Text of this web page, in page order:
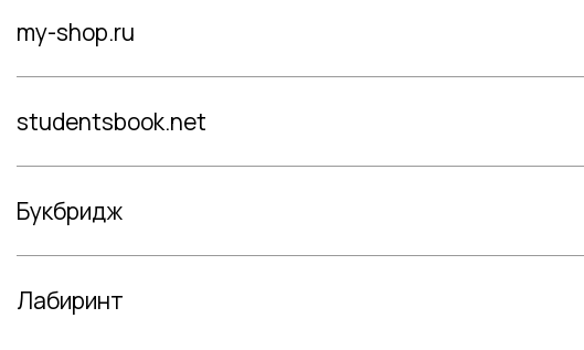
my-shop.ru
studentsbook.net
Букбридж
Лабиринт